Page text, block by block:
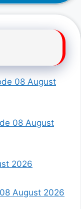
08 August
08 August
2026
August 2026